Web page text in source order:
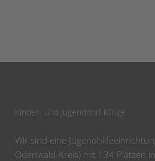
Kinder- und Jugenddorf Klinge
Wir sind eine
Odenwald-Kreis) mit 134 Plätzen